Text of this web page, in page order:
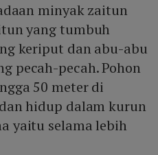
minyak zaitun
yang tumbuh
keriput dan abu-abu
pecah-pecah. Pohon
50 meter di
hidup dalam kurun
yaitu selama lebih